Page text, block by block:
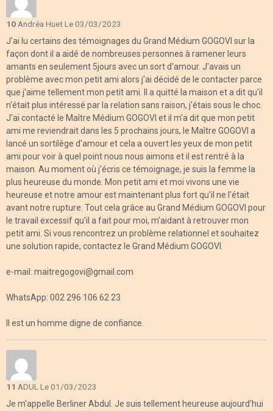
10 Andréa HuetLe 03/03/2023
J'ai lu certains des témoignages du Grand Médium GOGOVI sur la
façon dont il a aidé de nombreuses personnes à ramener leurs
amants en seulement 5jours avec un sort d'amour. J'avais un
problème avec mon petit ami alors j'ai décidé de le contacter parce
que j'aime tellement mon petit ami. Il a quitté la maison et a dit qu'il
n'était plus intéressé par la relation sans raison, j'étais sous le choc.
J'ai contacté le Maître Médium GOGOVI et il m'a dit que mon petit
ami me reviendrait dans les 5 prochains jours, le Maître GOGOVI a
lancé un sortilège d'amour et cela a ouvert les yeux de mon petit
ami pour voir à quel point nous nous aimons et il est rentré à la
maison. Au moment où j'écris ce témoignage, je suis la femme la
plus heureuse du monde. Mon petit ami et moi vivons une vie
heureuse et notre amour est maintenant plus fort qu'il ne l'était
avant notre rupture. Tout cela grâce au Grand Médium GOGOVI pour
le travail excessif qu'il a fait pour moi, m'aidant à retrouver mon
petit ami. Si vous rencontrez un problème relationnel et souhaitez
une solution rapide, contactez le Grand Médium GOGOVI.
e-mail: maitregogovi@gmail.com
WhatsApp: 002 296 106 62 23
Il est un homme digne de confiance.
11 ADUL Le 01/03/2023
Je m'appelle Berliner Abdul. Je suis tellement heureuse aujourd'hui